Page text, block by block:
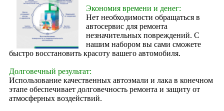
Экономия времени и денег:
Нет необходимости обращаться в
автосервис для ремонта
незначительных повреждений. С
нашим набором вы сами сможете
быстро восстановить красоту вашего автомобиля.
Долговечный результат:
Использование качественных автоэмали и лака в конечном
этапе обеспечивает долговечность ремонта и защиту от
атмосферных воздействий.